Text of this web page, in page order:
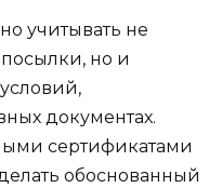
учитывать не
но и
документах.
сертификатами
обоснованный